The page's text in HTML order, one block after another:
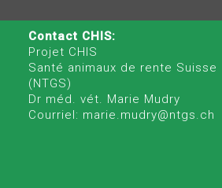
Contact CHIS:
Projet CHIS
Santé animaux de rente Suisse
(NTGS)
Dr méd. vét. Marie Mudry
Courriel: marie.mudry@ntgs.ch